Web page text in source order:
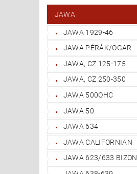
BANKOVNÍ SPOJENÍ
JAWA
JAWA 1929-46
JAWA PÉRÁK/OGAR
JAWA, CZ 125-175
JAWA, CZ 250-350
JAWA 500OHC
JAWA 50
JAWA 634
JAWA CALIFORNIAN
JAWA 623/633 BIZON